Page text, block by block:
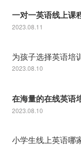
2023.08.11
2023.08.10
2023.08.10